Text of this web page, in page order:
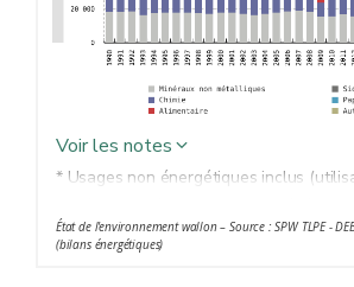
Voir les notes
* Usages non énergétiques inclus
** Fabrications métalliques, métaux
État de l'environnement wallon – Source : SPW TLPE -
(bilans énergétiques)